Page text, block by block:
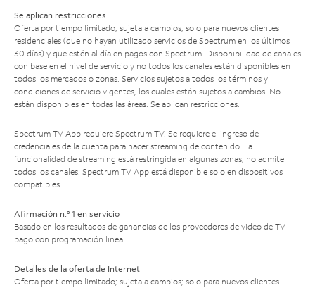
Se aplican restricciones
Oferta por tiempo limitado; sujeta a cambios; solo para nuevos clientes
residenciales (que no hayan utilizado servicios de Spectrum en los últimos
30 días) y que estén al día en pagos con Spectrum. Disponibilidad de canales
con base en el nivel de servicio y no todos los canales están disponibles en
todos los mercados o zonas. Servicios sujetos a todos los términos y
condiciones de servicio vigentes, los cuales están sujetos a cambios. No
están disponibles en todas las áreas. Se aplican restricciones.
Spectrum TV App requiere Spectrum TV. Se requiere el ingreso de
credenciales de la cuenta para hacer streaming de contenido. La
funcionalidad de streaming está restringida en algunas zonas; no admite
todos los canales. Spectrum TV App está disponible solo en dispositivos
compatibles.
Afirmación n.º 1 en servicio
Basado en los resultados de ganancias de los proveedores de video de TV
pago con programación lineal.
Detalles de la oferta de Internet
Oferta por tiempo limitado; sujeta a cambios; solo para nuevos clientes